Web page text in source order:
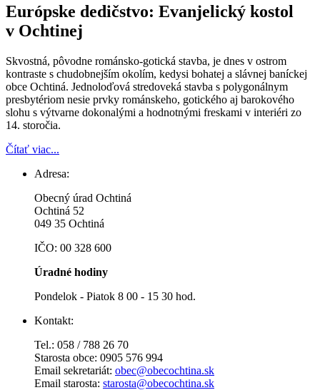
Európske dedičstvo: Evanjelický kostol
v Ochtinej
Skvostná, pôvodne románsko-gotická stavba, je dnes v ostrom
kontraste s chudobnejším okolím, kedysi bohatej a slávnej baníckej
obce Ochtiná. Jednoloďová stredoveká stavba s polygonálnym
presbytériom nesie prvky románskeho, gotického aj barokového
slohu s výtvarne dokonalými a hodnotnými freskami v interiéri zo
14. storočia.
Čítať viac...
Adresa:
Obecný úrad Ochtiná
Ochtiná 52
049 35 Ochtiná
IČO: 00 328 600
Úradné hodiny
Pondelok - Piatok 8 00 - 15 30 hod.
Kontakt:
Tel.: 058 / 788 26 70
Starosta obce: 0905 576 994
Email sekretariát: obec@obecochtina.sk
Email starosta: starosta@obecochtina.sk